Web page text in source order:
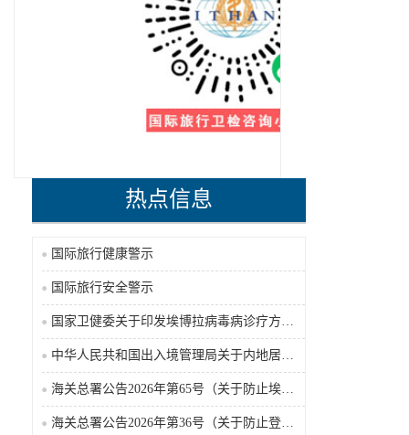
热点信息
国际旅行健康警示
国际旅行安全警示
国家卫健委关于印发埃博拉病毒病诊疗方案（2026年版）的通知
中华人民共和国出入境管理局关于内地居民前往港澳地区定居审批条件的公告（2026-06-30）
海关总署公告2026年第65号（关于防止埃博拉病毒病疫情传入我国的公告）（2026-05-18）
海关总署公告2026年第36号（关于防止登革热疫情传入我国的公告）